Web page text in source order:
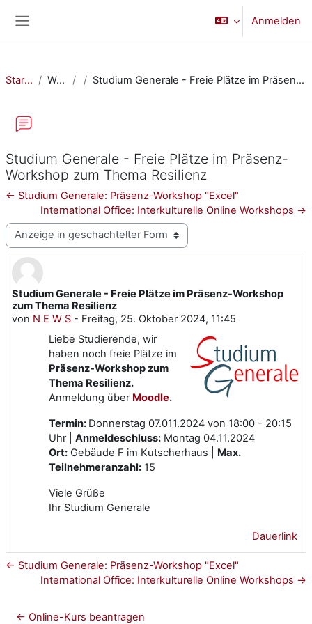
Anmelden
Startseite Website Studium Generale - Freie Plätze im Präsenz-Workshop zum Thema Resilienz
Studium Generale - Freie Plätze im Präsenz-
Workshop zum Thema Resilienz
← Studium Generale: Präsenz-Workshop "Excel"
International Office: Interkulturelle Online Workshops →
Anzeigemodus
Studium Generale - Freie Plätze im Präsenz-Workshop
zum Thema Resilienz
von N E W S - Freitag, 25. Oktober 2024, 11:45
Anzahl Antworten: 0
Liebe Studierende, wir
haben noch freie Plätze im
Präsenz-Workshop zum
Thema Resilienz.
Anmeldung über Moodle.
Termin: Donnerstag 07.011.2024 von 18:00 - 20:15
Uhr | Anmeldeschluss: Montag 04.11.2024
Ort: Gebäude F im Kutscherhaus | Max.
Teilnehmeranzahl: 15
Viele Grüße
Ihr Studium Generale
Dauerlink
← Studium Generale: Präsenz-Workshop "Excel"
International Office: Interkulturelle Online Workshops →
← Online-Kurs beantragen